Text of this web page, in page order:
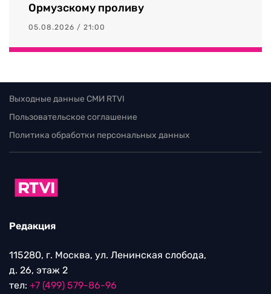
Ормузскому проливу
05.08.2026 / 21:00
Выходные данные СМИ RTVI
Пользовательское соглашение
Политика обработки персональных данных
Редакция
115280, г. Москва, ул. Ленинская слобода,
д. 26, этаж 2
тел: +7 (499) 579-86-96